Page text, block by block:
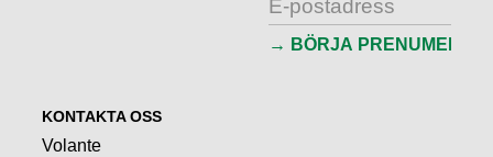
KONTAKTA OSS
Volante